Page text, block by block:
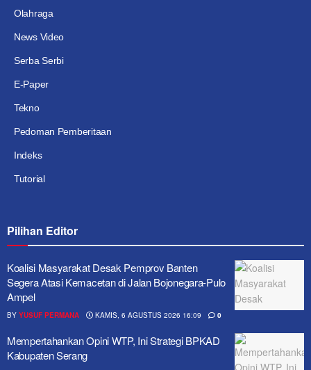
Olahraga
News Video
Serba Serbi
E-Paper
Tekno
Pedoman Pemberitaan
Indeks
Tutorial
Pilihan Editor
Koalisi Masyarakat Desak Pemprov Banten
Segera Atasi Kemacetan di Jalan Bojonegara-Pulo
Ampel
BY YUSUF PERMANA KAMIS, 6 AGUSTUS 2026 16:09 0
Mempertahankan Opini WTP, Ini Strategi BPKAD
Kabupaten Serang